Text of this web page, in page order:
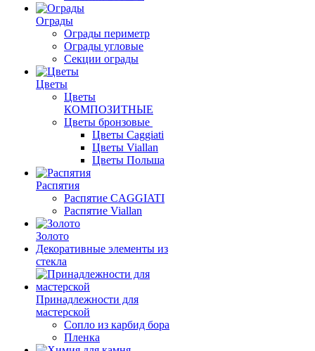
Ограды
Ограды периметр
Ограды угловые
Секции ограды
Цветы
Цветы
КОМПОЗИТНЫЕ
Цветы бронзовые
Цветы Caggiati
Цветы Viallan
Цветы Польша
Распятия
Распятие CAGGIATI
Распятие Viallan
Золото
Декоративные элементы из
стекла
Принадлежности для
мастерской
Сопло из карбид бора
Пленка